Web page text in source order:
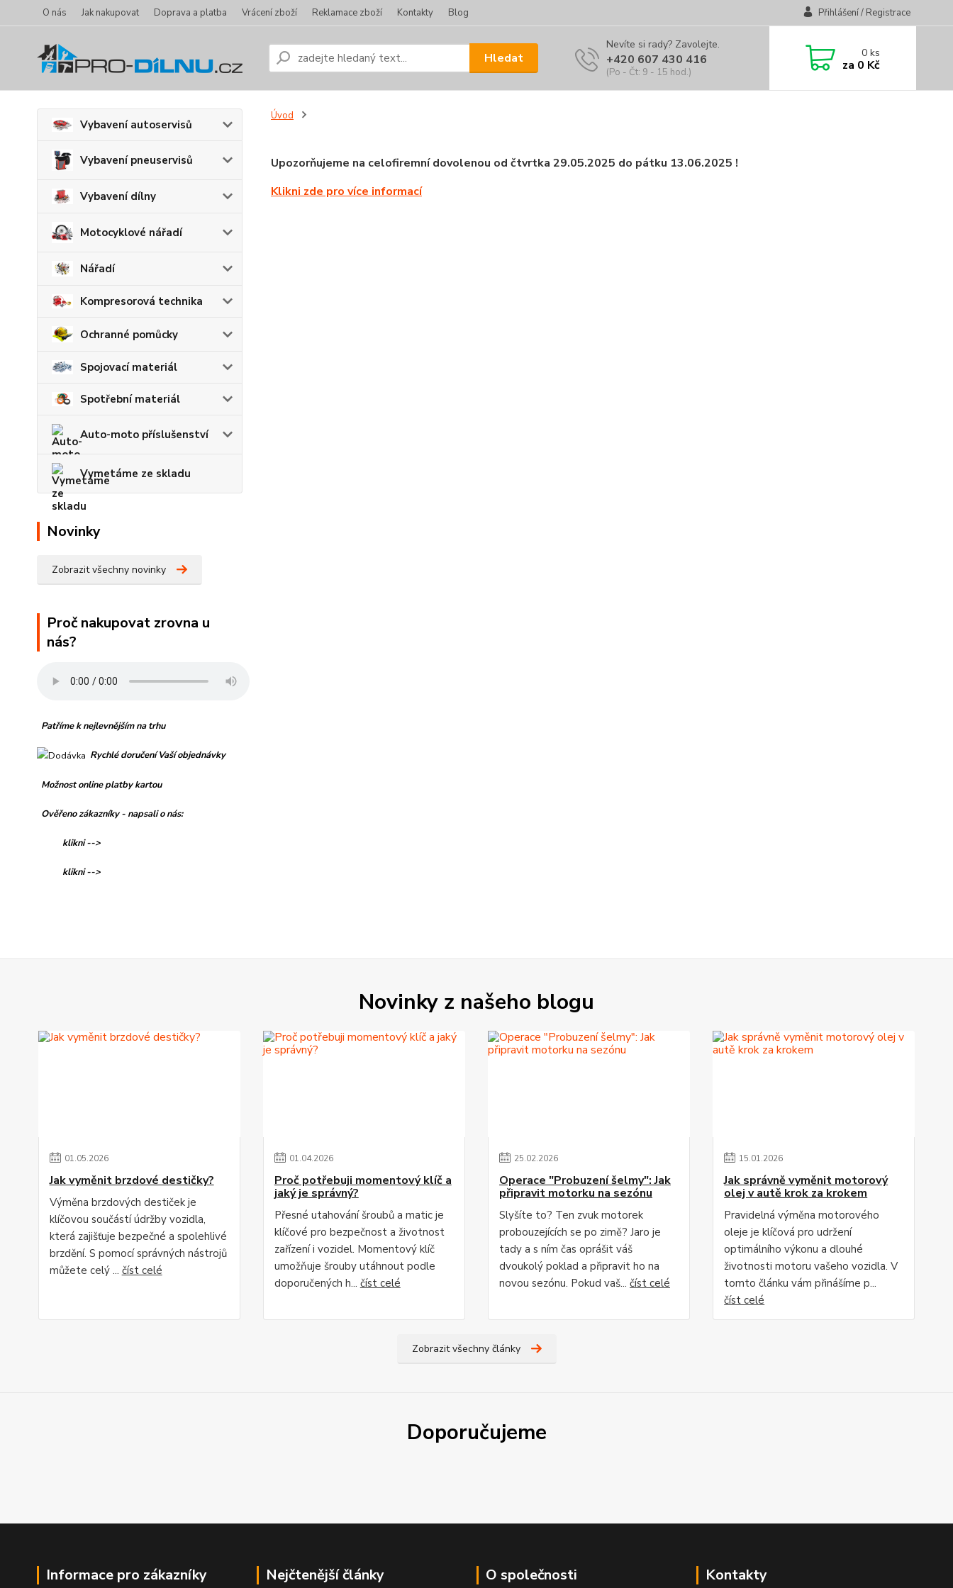
O nás Jak nakupovat Doprava a platba Vrácení zboží Reklamace zboží Kontakty Blog Přihlášení / Registrace
Hledat
Nevíte si rady? Zavolejte.
+420 607 430 416
(Po - Čt: 9 - 15 hod.)
0ks
za 0 Kč
Vybavení autoservisů
Vybavení pneuservisů
Vybavení dílny
Motocyklové nářadí
Nářadí
Kompresorová technika
Ochranné pomůcky
Spojovací materiál
Spotřební materiál
Auto-moto příslušenství
Vymetáme ze skladu
Novinky
Zobrazit všechny novinky
Proč nakupovat zrovna u
nás?
Patříme k nejlevnějším na trhu
Rychlé doručení Vaší objednávky
Možnost online platby kartou
Ověřeno zákazníky - napsali o nás:
klikni -->
klikni -->
Úvod
Upozorňujeme na celofiremní dovolenou od čtvrtka 29.05.2025 do pátku 13.06.2025 !
Klikni zde pro více informací
Novinky z našeho blogu
01.05.2026
Jak vyměnit brzdové destičky?
Výměna brzdových destiček je
klíčovou součástí údržby vozidla,
která zajišťuje bezpečné a spolehlivé
brzdění. S pomocí správných nástrojů
můžete celý ... číst celé
01.04.2026
Proč potřebuji momentový klíč a
jaký je správný?
Přesné utahování šroubů a matic je
klíčové pro bezpečnost a životnost
zařízení i vozidel. Momentový klíč
umožňuje šrouby utáhnout podle
doporučených h... číst celé
25.02.2026
Operace "Probuzení šelmy": Jak
připravit motorku na sezónu
Slyšíte to? Ten zvuk motorek
probouzejících se po zimě? Jaro je
tady a s ním čas oprášit váš
dvoukolý poklad a připravit ho na
novou sezónu. Pokud vaš... číst celé
15.01.2026
Jak správně vyměnit motorový
olej v autě krok za krokem
Pravidelná výměna motorového
oleje je klíčová pro udržení
optimálního výkonu a dlouhé
životnosti motoru vašeho vozidla. V
tomto článku vám přinášíme p...
číst celé
Zobrazit všechny články
Doporučujeme
Informace pro zákazníky Nejčtenější články O společnosti Kontakty